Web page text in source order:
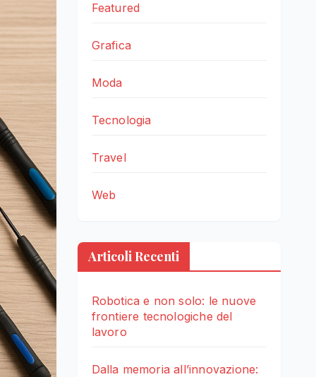
Featured
Grafica
Moda
Tecnologia
Travel
Web
Articoli Recenti
Robotica e non solo: le nuove
frontiere tecnologiche del
lavoro
Dalla memoria all’innovazione: